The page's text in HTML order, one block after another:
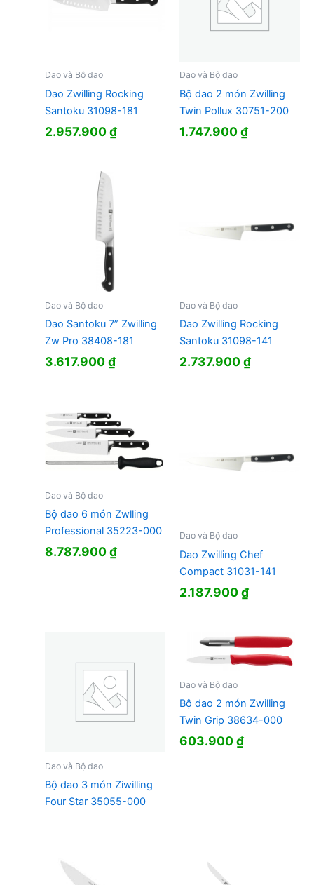
Dao và Bộ dao
Dao Zwilling Rocking
Santoku 31098-181
2.957.900₫
Dao và Bộ dao
Bộ dao 2 món Zwilling
Twin Pollux 30751-200
1.747.900₫
Dao và Bộ dao
Dao Santoku 7” Zwilling
Zw Pro 38408-181
3.617.900₫
Dao và Bộ dao
Dao Zwilling Rocking
Santoku 31098-141
2.737.900₫
Dao và Bộ dao
Bộ dao 6 món Zwlling
Professional 35223-000
8.787.900₫
Dao và Bộ dao
Dao Zwilling Chef
Compact 31031-141
2.187.900₫
Dao và Bộ dao
Bộ dao 3 món Ziwilling
Four Star 35055-000
Dao và Bộ dao
Bộ dao 2 món Zwilling
Twin Grip 38634-000
603.900₫